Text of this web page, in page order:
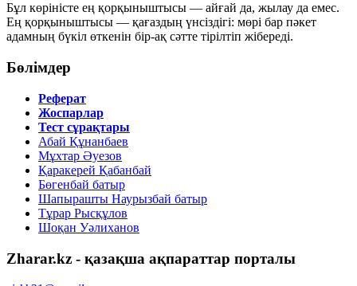
Бұл көріністе ең қорқыныштысы — айғай да, жылау да емес.
Ең қорқыныштысы — қағаздың үнсіздігі: мөрі бар пәкет
адамның бүкіл өткенін бір-ақ сәтте тірілтіп жібереді.
Бөлімдер
Реферат
Жоспарлар
Тест сұрақтары
Абай Құнанбаев
Мұхтар Әуезов
Қаракерей Қабанбай
Бөгенбай батыр
Шапырашты Наурызбай батыр
Тұрар Рысқұлов
Шоқан Уәлиханов
Zharar.kz - қазақша ақпараттар порталы